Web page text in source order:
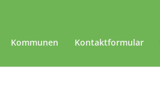
Kommunen Kontaktformular